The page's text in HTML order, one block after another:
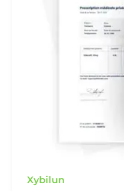
Xybilun